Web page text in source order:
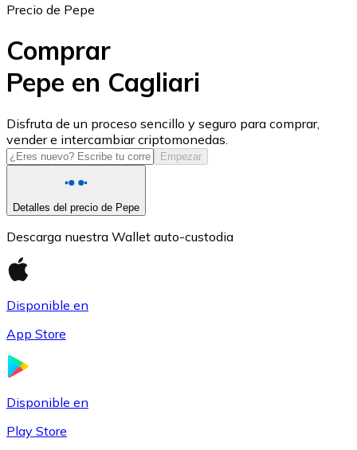
USD Coin
USDC
Precio de Pepe
Comprar
Pepe en Cagliari
Disfruta de un proceso sencillo y seguro para comprar,
vender e intercambiar criptomonedas.
Empezar
Detalles del precio de Pepe
Descarga nuestra Wallet auto-custodia
Disponible en
App Store
Disponible en
Play Store